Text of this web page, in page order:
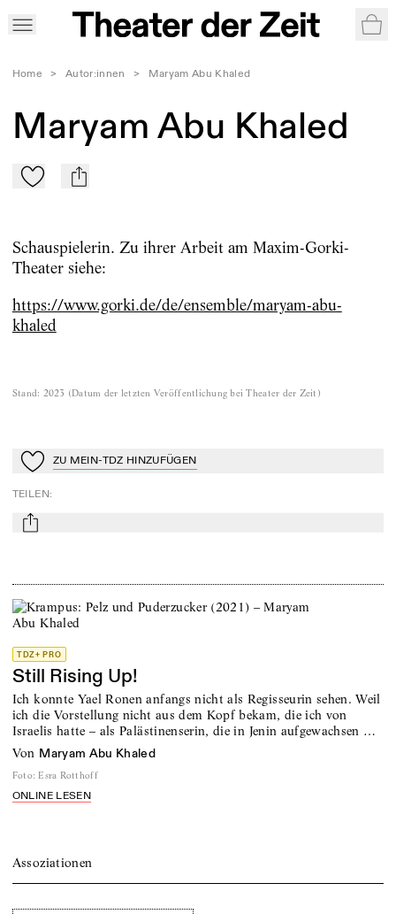
Home > Autor:innen > Maryam Abu Khaled
Maryam Abu Khaled
Zu Mein-TdZ hinzufügen
mail
Schauspielerin. Zu ihrer Arbeit am Maxim-Gorki-
Theater siehe:
https://www.gorki.de/de/ensemble/maryam-abu-
khaled
Stand: 2023 ( Datum der letzten Veröffentlichung bei Theater der Zeit )
Zu Mein-TdZ hinzufügen
ZU MEIN-TDZ HINZUFÜGEN
TEILEN:
mail
TDZ+ PRO
Still Rising Up!
Ich konnte Yael Ronen anfangs nicht als Regisseurin sehen. Weil
ich die Vorstellung nicht aus dem Kopf bekam, die ich von
Israelis hatte – als Palästinenserin, die in Jenin aufgewachsen …
von Maryam Abu Khaled
Foto: Esra Rotthoff
ONLINE LESEN
Assoziationen